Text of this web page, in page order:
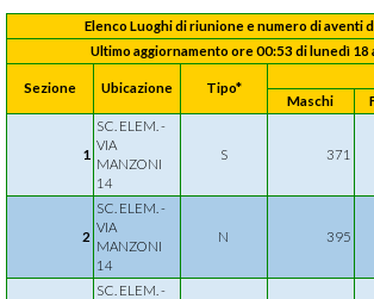
Elenco Luoghi di riunione e numero di aventi
Ultimo aggiornamento ore 00:53 di lunedì 18
Sezione Ubicazione Tipo*
Maschi
1
SC. ELEM. -
VIA
MANZONI
14
S 371
2
SC. ELEM. -
VIA
MANZONI
14
N 395
SC. ELEM. -